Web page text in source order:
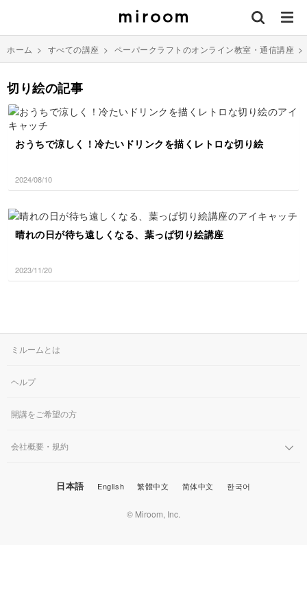
ホーム > すべての講座 > ペーパークラフトのオンライン教室・通信講座
切り絵の記事
おうちで涼しく！冷たいドリンクを描くレトロな切り絵
2024/08/10
晴れの日が待ち遠しくなる、葉っぱ切り絵講座
2023/11/20
ミルームとは
ヘルプ
開講をご希望の方
会社概要・規約
日本語 English 繁體中文 简体中文 한국어
© Miroom, Inc.